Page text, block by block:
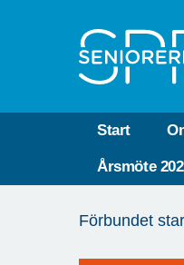
Start
Årsmöte
är
Förbundet